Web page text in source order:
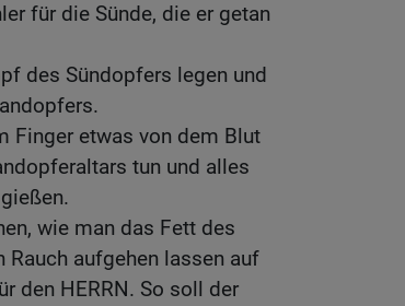
für die Sünde, die er getan
des Sündopfers legen und
Finger etwas von dem Blut
tun und alles
wie man das Fett des
aufgehen lassen auf
den HERRN. So soll der